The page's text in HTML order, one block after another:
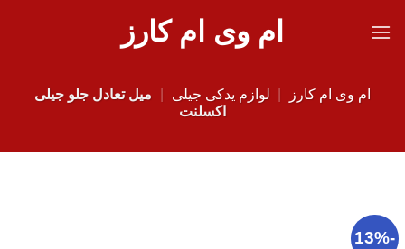
ام وی ام کارز
ام وی ام کارز لوازم یدکی جیلی
میل تعادل جلو جیلی
اکسلنت
-13%